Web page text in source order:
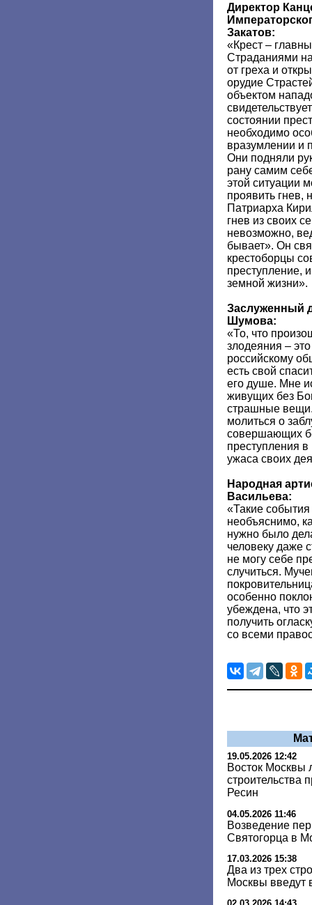
Директор
Закатов:
«Крест –
Страданиями
от греха и
орудие
объектом
состоянии
необходимо
вразумлении и
Они подняли
рану самим
этой ситуации
проявить гнев,
Патриарха
гнев из своих
невозможно,
бывает». Он
крестоборцы
преступление,
земной жизни».
Заслуженный
Шумова:
«То, что
злодеяния –
российскому
есть свой
его душе. Мне
живущих без
страшные
молиться о
совершающих
преступления
ужаса своих
Народная
Васильева:
«Такие
необъяснимо,
нужно было
человеку даже
не могу себе
случиться.
особенно
убеждена, что
получить
со всеми
19.05.2026 12:42
Восток Москвы
строительства
Ресин
04.05.2026 11:46
Возведение
Святогорца в
17.03.2026 15:38
Два из трех
Москвы введут